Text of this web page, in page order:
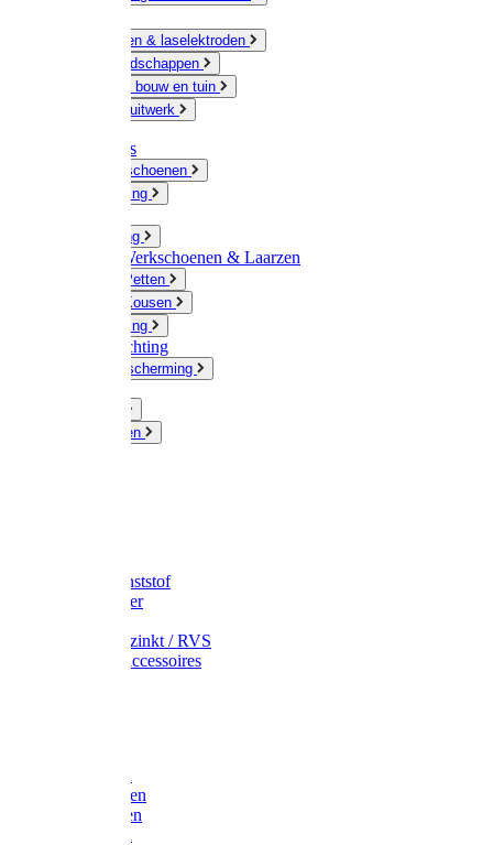
Slijpschijven & laselektroden
Handgereedschappen
IJzerwaren bouw en tuin
Hang en sluitwerk
Disposables
Werkhandschoenen
Regenkleding
Werkkleding
Wandel-/ Werkschoenen & Laarzen
Hoeden / Petten
Sokken / Kousen
Winterkleding
Winkelinrichting
Gelaatsbescherming
Knaagdieren
Emmer kunststof
Schepemmer
Emmer verzinkt / RVS
Regenton accessoires
Gazonharken
Asfaltharken